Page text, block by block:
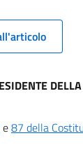
ABRUZZO
NORME PER
EMERGENZE))
e87 della